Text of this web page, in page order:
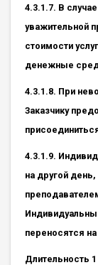
4.3.1.7. В
уважительной
стоимости
денежные
4.3.1.8. При
Заказчику
4.3.1.9.
на другой
переносятся
Длительность